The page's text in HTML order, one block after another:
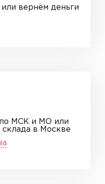
вернём деньги
по МСК и МО или
в Москве